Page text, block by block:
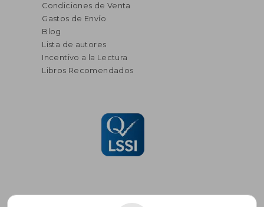
Condiciones de Venta
Gastos de Envío
Blog
Lista de autores
Incentivo a la Lectura
Libros Recomendados